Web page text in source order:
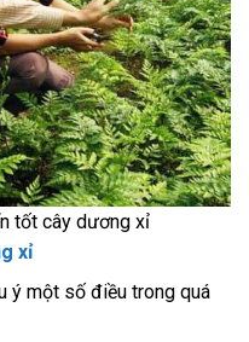
tốt cây dương xỉ
xỉ
ý một số điều trong quá